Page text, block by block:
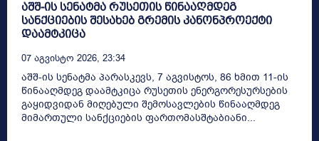
აშშ-ის სენატმა რუსეთის წინააღმდეგ
სანქციების შესახებ გრემის კანონპროექტი
დაამტკიცა
07 Აგვისტო 2026, 23:34
აშშ-ის სენატმა პარასკევს, 7 აგვისტოს, 86 ხმით 11-ის
წინააღმდეგ დაამტკიცა რუსეთის ენერგორესურსების
გაყიდვიდან მიღებული შემოსავლების წინააღმდეგ
მიმართული სანქციების ფართომასშტაბიანი...